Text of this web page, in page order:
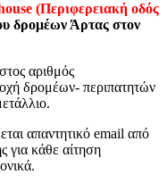
(Περιφερειακή οδός
δρομέων Άρτας στον
αριθμός
δρομέων- περιπατητών
απαντητικό email από
για κάθε αίτηση